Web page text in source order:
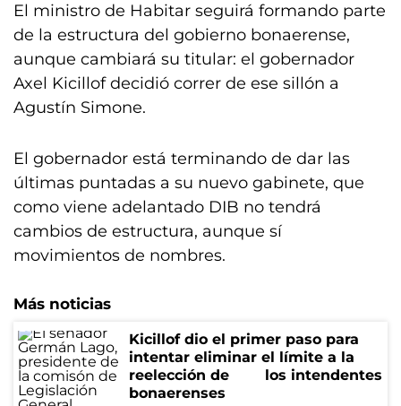
El ministro de Habitar seguirá formando parte
de la estructura del gobierno bonaerense,
aunque cambiará su titular: el gobernador
Axel Kicillof decidió correr de ese sillón a
Agustín Simone.
El gobernador está terminando de dar las
últimas puntadas a su nuevo gabinete, que
como viene adelantado DIB no tendrá
cambios de estructura, aunque sí
movimientos de nombres.
Más noticias
Kicillof dio el primer paso para
intentar eliminar el límite a la
reelección de los intendentes
bonaerenses